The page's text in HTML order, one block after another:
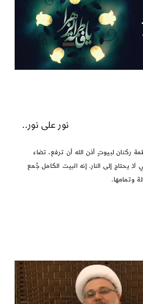
نور على نور..
ركنان لبيوتٍ أذن الله أن ترفع، تضاء
لا يحتاج إلى النار. إنه البيت الكامل جُمع
وتمامها.